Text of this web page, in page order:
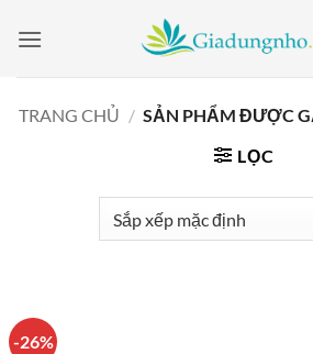
qua
TRANG CHỦ / SẢN PHẨM ĐƯỢC
LỌC
-26%